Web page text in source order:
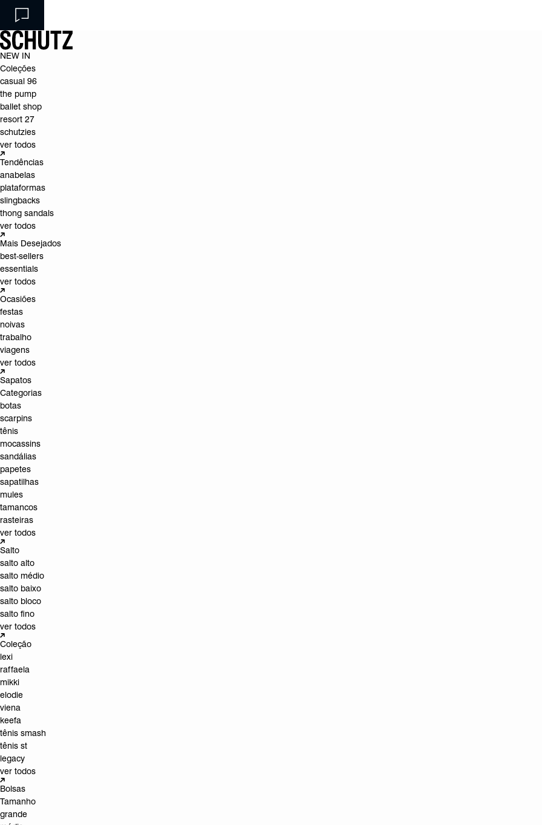
NEW IN
Coleções
casual 96
the pump
ballet shop
resort 27
schutzies
ver todos
Tendências
anabelas
plataformas
slingbacks
thong sandals
ver todos
Mais Desejados
best-sellers
essentials
ver todos
Ocasiões
festas
noivas
trabalho
viagens
ver todos
Sapatos
Categorias
botas
scarpins
tênis
mocassins
sandálias
papetes
sapatilhas
mules
tamancos
rasteiras
ver todos
Salto
salto alto
salto médio
salto baixo
salto bloco
salto fino
ver todos
Coleção
lexi
raffaela
mikki
elodie
viena
keefa
tênis smash
tênis st
legacy
ver todos
Bolsas
Tamanho
grande